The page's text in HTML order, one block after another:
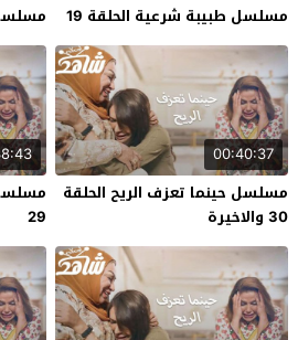
مسلسل طبيبة شرعية الحلقة 19
00:40:37
مسلسل حينما تعزف الريح الحلقة
30 والاخيرة
29